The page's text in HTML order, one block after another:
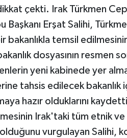
çekti. Irak Türkmen
Erşat Salihi,
bakanlıkla temsil
dosyasının resmen
yeni kabinede yer
tahsis edilecek bakanlık
hazır olduklarını
Irak'taki tüm etnik ve
vurgulayan Salihi,